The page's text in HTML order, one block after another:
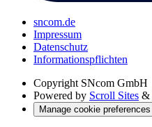
sncom.de
Impressum
Datenschutz
Informations­pflichten
Copyright SNcom GmbH
Powered by Scroll Sites &
Manage cookie preferences